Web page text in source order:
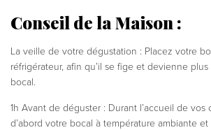
Conseil de la Maison :
La veille de votre dégustation : Placez votre
réfrigérateur, afin qu’il se fige et devienne
bocal.
1h Avant de déguster : Durant l’accueil de vos
d’abord votre bocal à température ambiante